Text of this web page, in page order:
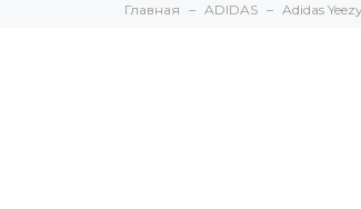
Главная ADIDAS Adidas